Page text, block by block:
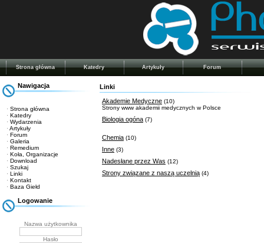
Strona główna Katedry Artykuły Forum
Nawigacja
· Strona główna
· Katedry
· Wydarzenia
· Artykuły
· Forum
· Galeria
· Remedium
· Koła, Organizacje
· Download
· Szukaj
· Linki
· Kontakt
· Baza Giełd
Logowanie
Nazwa użytkownika
Hasło
Linki
Akademie Medyczne (10)
Strony www akademii medycznych w Polsce
Biologia ogóna (7)
Chemia (10)
Inne (3)
Nadesłane przez Was (12)
Strony związane z naszą uczelnią (4)